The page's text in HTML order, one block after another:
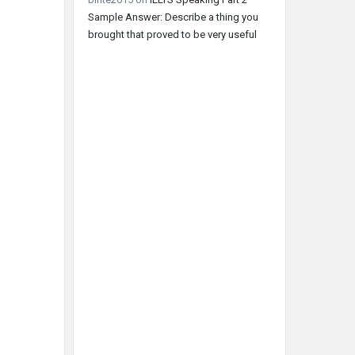
Sample Answer: Describe a thing you
brought that proved to be very useful